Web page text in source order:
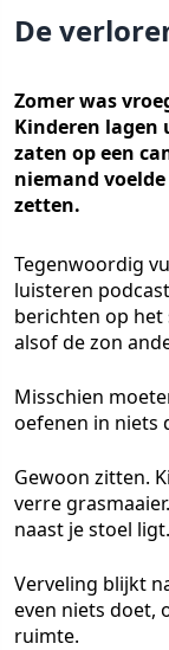
De
Zomer was
Kinderen lagen
zaten op een
niemand
zetten.
Tegenwoordig
luisteren
berichten op
alsof de zon
Misschien
oefenen in niets
Gewoon zitten.
verre
naast je stoel ligt.
Verveling blijkt
even niets doet,
ruimte.